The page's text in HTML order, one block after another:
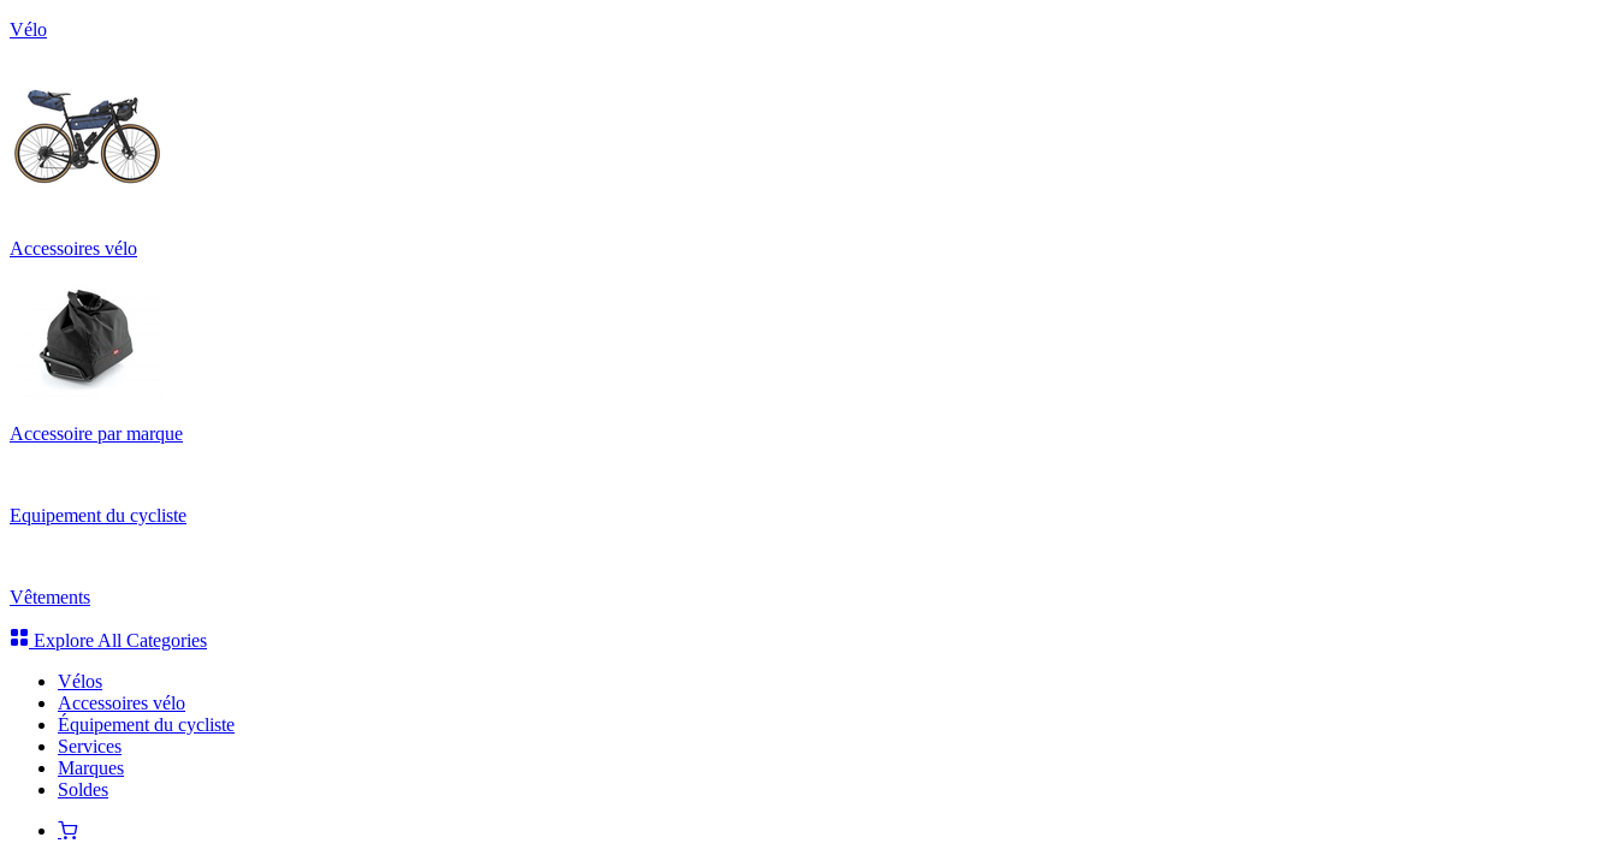
Vélo
Accessoires vélo
Accessoire par marque
Equipement du cycliste
Vêtements
Explore All Categories
Vélos
Accessoires vélo
Équipement du cycliste
Services
Marques
Soldes